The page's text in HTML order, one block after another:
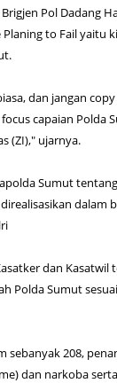
Pol Dadang
Planing to Fail
dan jangan
capaian Polda
(ZI)," ujarnya.
Sumut
dan
Polda Sumut
sebanyak 208,
dan narkoba